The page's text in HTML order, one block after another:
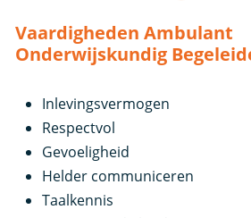
Vaardigheden Ambulant
Onderwijskundig
Inlevingsvermogen
Respectvol
Gevoeligheid
Helder communiceren
Taalkennis